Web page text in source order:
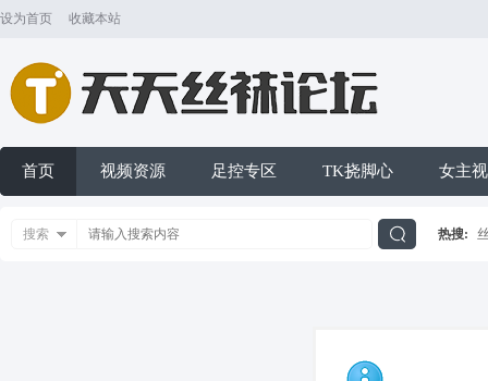
设为首页 收藏本站
首页 视频资源 足控专区 TK挠脚心 女主
搜索 热搜: